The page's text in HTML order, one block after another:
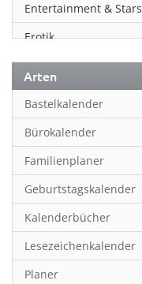
Entertainment & Stars
Erotik
Essen & Trinken
Familienplaner
Fantasy
Film
Fotokunst
Frauen
Fußball
Geburtstagskalender
Arten
Bastelkalender
Bürokalender
Familienplaner
Geburtstagskalender
Kalenderbücher
Lesezeichenkalender
Planer